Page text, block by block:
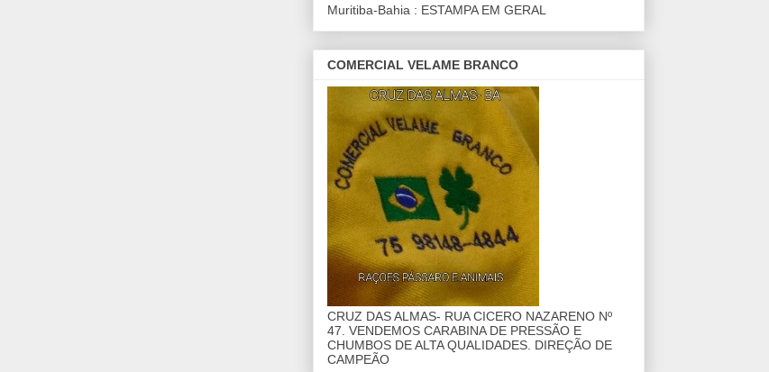
Muritiba-Bahia : ESTAMPA EM GERAL
COMERCIAL VELAME BRANCO
CRUZ DAS ALMAS- RUA CICERO NAZARENO Nº
47. VENDEMOS CARABINA DE PRESSÃO E
CHUMBOS DE ALTA QUALIDADES. DIREÇÃO DE
CAMPEÃO